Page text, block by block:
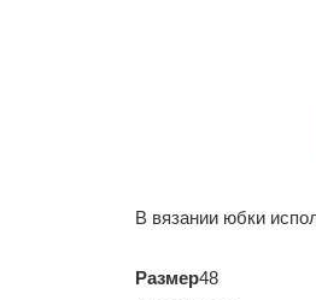
В вязании юбки
Размер48